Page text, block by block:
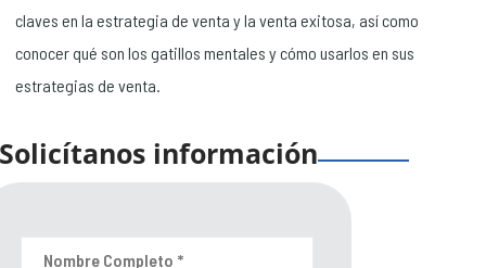
claves en la estrategia de venta y la venta exitosa, así como
conocer qué son los gatillos mentales y cómo usarlos en sus
estrategias de venta.
Solicítanos información